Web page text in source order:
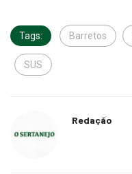
Tags: Barretos
SUS
Redação